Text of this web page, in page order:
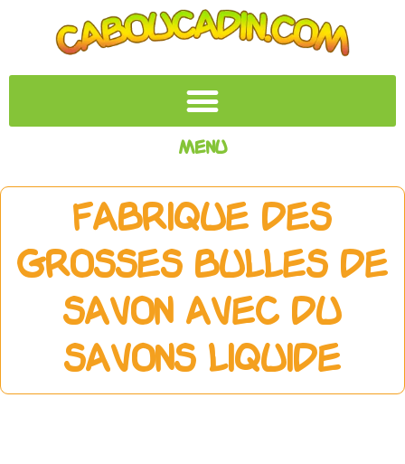
Menu
Fabrique des
grosses bulles de
savon avec du
savons liquide